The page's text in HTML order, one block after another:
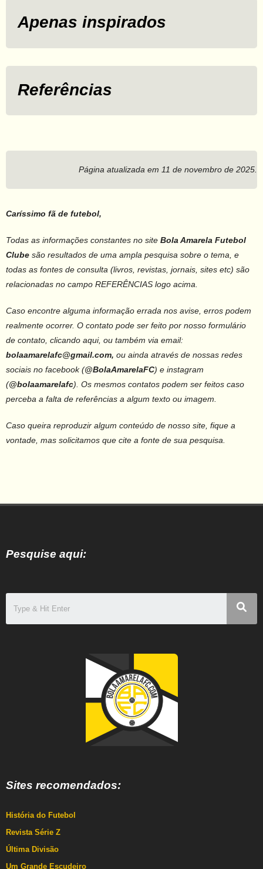
Apenas inspirados
Referências
Página atualizada em 11 de novembro de 2025.
Caríssimo fã de futebol,
Todas as informações constantes no site Bola Amarela Futebol
Clube são resultados de uma ampla pesquisa sobre o tema, e
todas as fontes de consulta (livros, revistas, jornais, sites etc) são
relacionadas no campo REFERÊNCIAS logo acima.
Caso encontre alguma informação errada nos avise, erros podem
realmente ocorrer. O contato pode ser feito por nosso formulário
de contato, clicando aqui, ou também via email:
bolaamarelafc@gmail.com, ou ainda através de nossas redes
sociais no facebook (@BolaAmarelaFC) e instagram
(@bolaamarelafc). Os mesmos contatos podem ser feitos caso
perceba a falta de referências a algum texto ou imagem.
Caso queira reproduzir algum conteúdo de nosso site, fique a
vontade, mas solicitamos que cite a fonte de sua pesquisa.
Pesquise aqui:
Sites recomendados:
História do Futebol
Revista Série Z
Última Divisão
Um Grande Escudeiro